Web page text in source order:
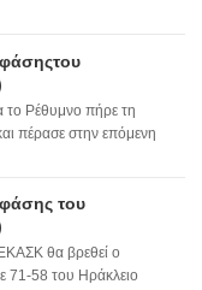
το Ρέθυμνο πήρε τη
πέρασε στην επόμενη
του
θα βρεθεί ο
71-58 του Ηράκλειο